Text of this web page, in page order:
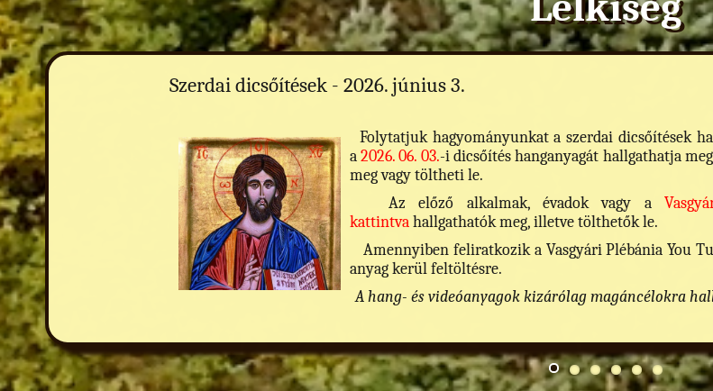
Szerdai dicsőítések - 2026. június 3.
Folytatjuk hagyományunkat a szerdai dicsőítések
a2026. 06. 03.-i dicsőítés hanganyagát hallgathatja
meg vagy töltheti le.
Az előző alkalmak, évadok vagy a
kattintvahallgathatók meg, illetve tölthetők le.
Amennyiben feliratkozik a Vasgyári Plébánia You
anyag kerül feltöltésre.
A hang- és videóanyagok kizárólag magáncélokra